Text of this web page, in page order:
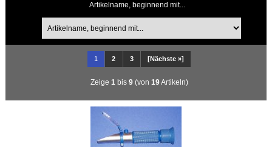
Artikelname, beginnend mit...
1 2 3 [Nächste »]
Zeige 1 bis 9(von 19Artikeln)